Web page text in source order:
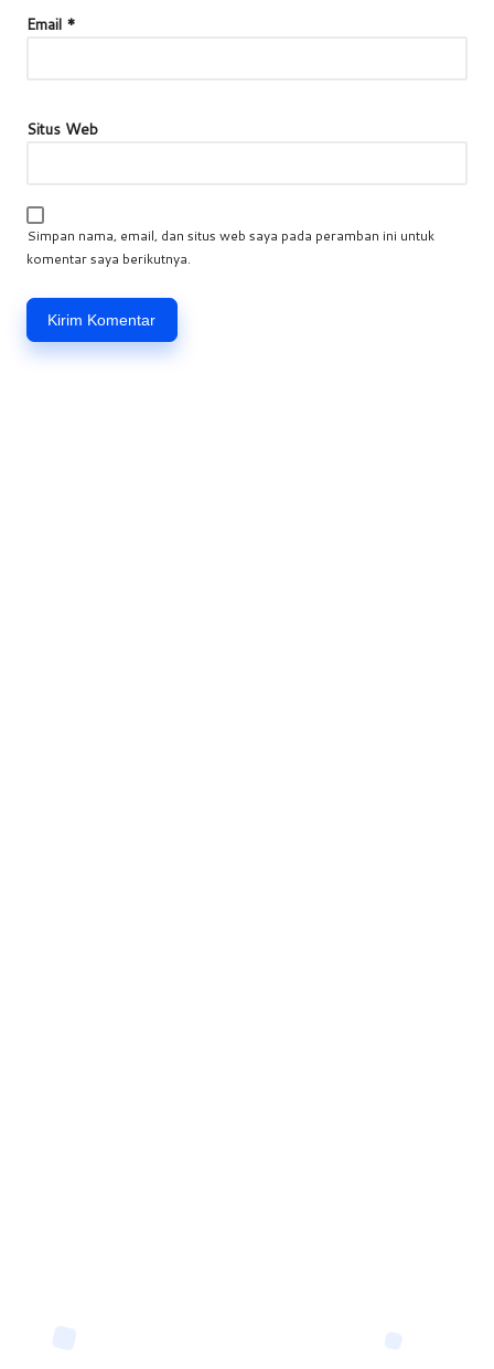
Email *
Situs Web
Simpan nama, email, dan situs web saya pada peramban ini untuk
komentar saya berikutnya.